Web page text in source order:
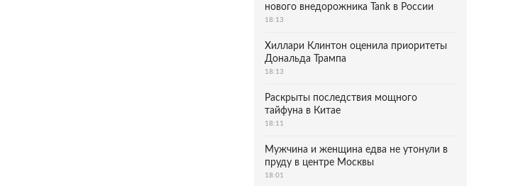
нового внедорожника Tank в России
18:13
Хиллари Клинтон оценила приоритеты
Дональда Трампа
18:13
Раскрыты последствия мощного
тайфуна в Китае
18:11
Мужчина и женщина едва не утонули в
пруду в центре Москвы
18:01